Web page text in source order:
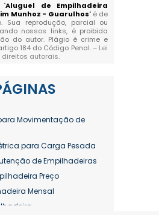
"Aluguel de Empilhadeira
Munhoz - Guarulhos" é de
Sua reprodução, parcial ou
nossos links, é proibida
do autor. Plágio é crime e
184 do Código Penal. – Lei
direitos autorais.
Movimentação de
para Carga Pesada
de Empilhadeiras
Preço
Mensal